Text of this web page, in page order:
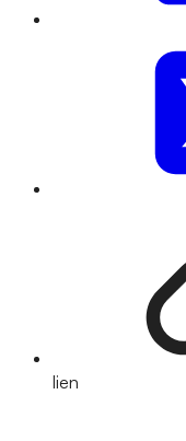
lien